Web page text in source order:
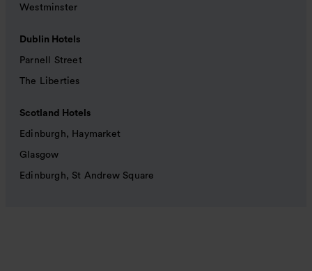
Westminster
Dublin Hotels
Parnell Street
The Liberties
Scotland Hotels
Edinburgh, Haymarket
Glasgow
Edinburgh, St Andrew Square